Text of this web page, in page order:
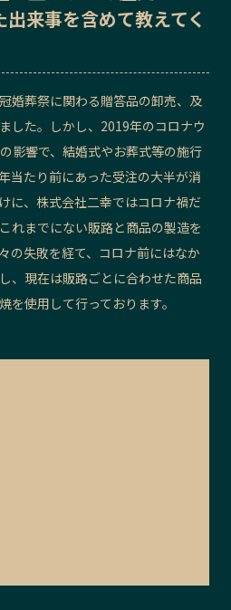
アンバサダー
来事を含めて教えてく
婚葬祭に関わる贈答品の卸売、及
した。しかし、2019年のコロナウ
影響で、結婚式やお葬式等の施行
当たり前にあった受注の大半が消
に、 株式会社二幸ではコロナ禍だ
れまでにない販路と商品の製造を
の失敗を経て、コロナ前にはなか
、現在は販路ごとに合わせた商品
を使用して行っております。